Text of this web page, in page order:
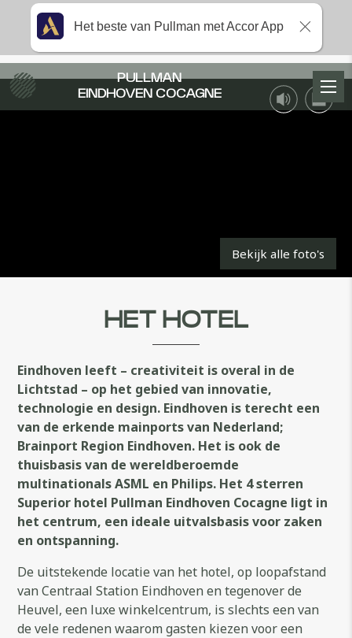
de
Bekijk alle foto's
HET HOTEL
Eindhoven leeft – creativiteit is overal in de
Lichtstad – op het gebied van innovatie,
technologie en design. Eindhoven is terecht een
van de erkende mainports van Nederland;
Brainport Region Eindhoven. Het is ook de
thuisbasis van de wereldberoemde
multinationals ASML en Philips. Het 4 sterren
Superior hotel Pullman Eindhoven Cocagne ligt in
het centrum, een ideale uitvalsbasis voor zaken
en ontspanning.
De uitstekende locatie van het hotel, op loopafstand
van Centraal Station Eindhoven en tegenover de
Heuvel, een luxe winkelcentrum, is slechts een van
de vele redenen waarom gasten kiezen voor een
PULLMAN
EINDHOVEN COCAGNE
Het beste van Pullman met Accor App